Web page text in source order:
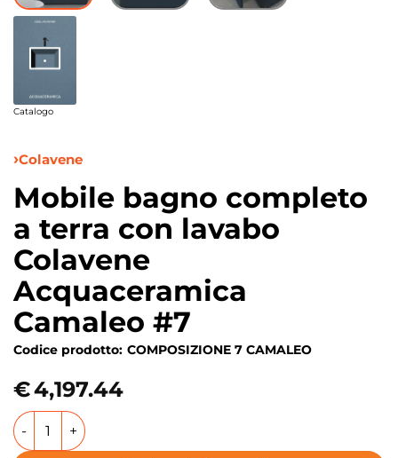
Catalogo
Colavene
Mobile bagno completo
a terra con lavabo
Colavene
Acquaceramica
Camaleo #7
Codice prodotto: COMPOSIZIONE 7 CAMALEO
€4,197.44
Mobile bagno completo a terra con lavabo Colavene